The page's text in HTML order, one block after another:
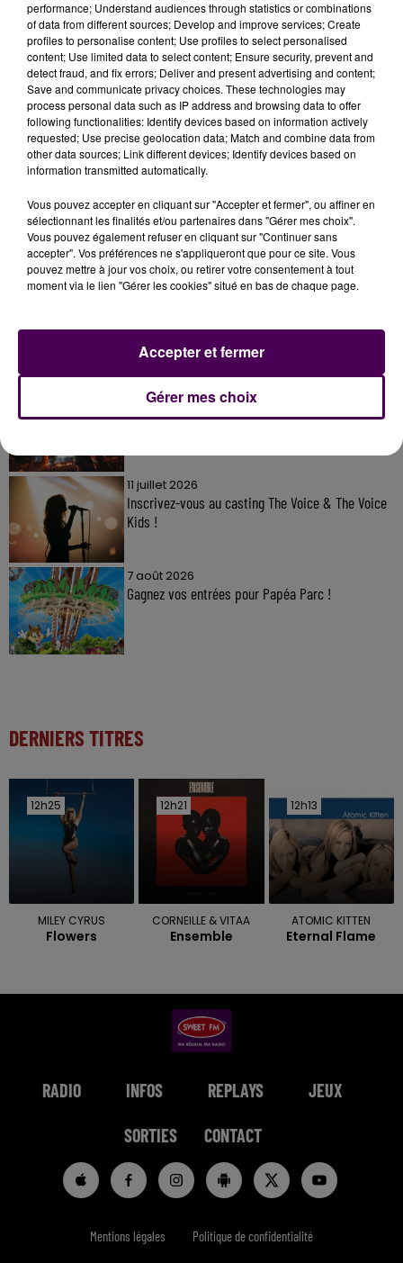
dangereux au volant : vitesse, hypovigilance, alcool,
stupéfiants, ceinture de sécurité, téléphone portable…
Et, histoire si ce n’est d’impressionner, au moins
d’illustrer le propos, les véhicules d’intervention et le
matériel de type radars ou éthylotests seront
présentés.
7 août 2026
11 juillet 2026
Inscrivez-vous au casting The Voice & The Voice
Kids !
7 août 2026
Gagnez vos entrées pour Papéa Parc !
DERNIERS TITRES
12h25
12h25
MILEY CYRUS
Flowers
12h21
12h21
CORNEILLE & VITAA
Ensemble
12h13
12h13
ATOMIC KITTEN
Eternal Flame
RADIO INFOS REPLAYS JEUX
SORTIES CONTACT
Mentions légales Politique de confidentialité
performance; Understand audiences through statistics or combinations
of data from different sources; Develop and improve services; Create
profiles to personalise content; Use profiles to select personalised
content; Use limited data to select content; Ensure security, prevent and
detect fraud, and fix errors; Deliver and present advertising and content;
Save and communicate privacy choices. These technologies may
process personal data such as IP address and browsing data to offer
following functionalities: Identify devices based on information actively
requested; Use precise geolocation data; Match and combine data from
other data sources; Link different devices; Identify devices based on
information transmitted automatically.
Vous pouvez accepter en cliquant sur "Accepter et fermer", ou affiner en
sélectionnant les finalités et/ou partenaires dans "Gérer mes choix".
Vous pouvez également refuser en cliquant sur "Continuer sans
accepter". Vos préférences ne s'appliqueront que pour ce site. Vous
pouvez mettre à jour vos choix, ou retirer votre consentement à tout
moment via le lien "Gérer les cookies" situé en bas de chaque page.
Gérer mes choix
Accepter et fermer